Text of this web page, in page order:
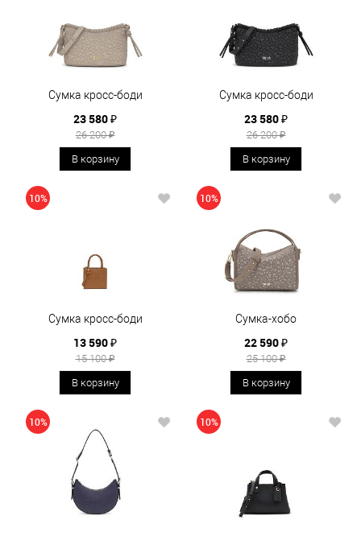
Сумка кросс-боди
23 580 ₽
26 200 ₽
В корзину
Сумка кросс-боди
23 580 ₽
26 200 ₽
В корзину
10%
Сумка кросс-боди
13 590 ₽
15 100 ₽
В корзину
10%
Сумка-хобо
22 590 ₽
25 100 ₽
В корзину
10% 10%